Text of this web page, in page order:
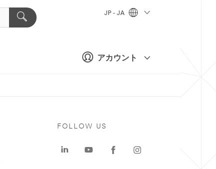
アカウント
JP - JA
FOLLOW US